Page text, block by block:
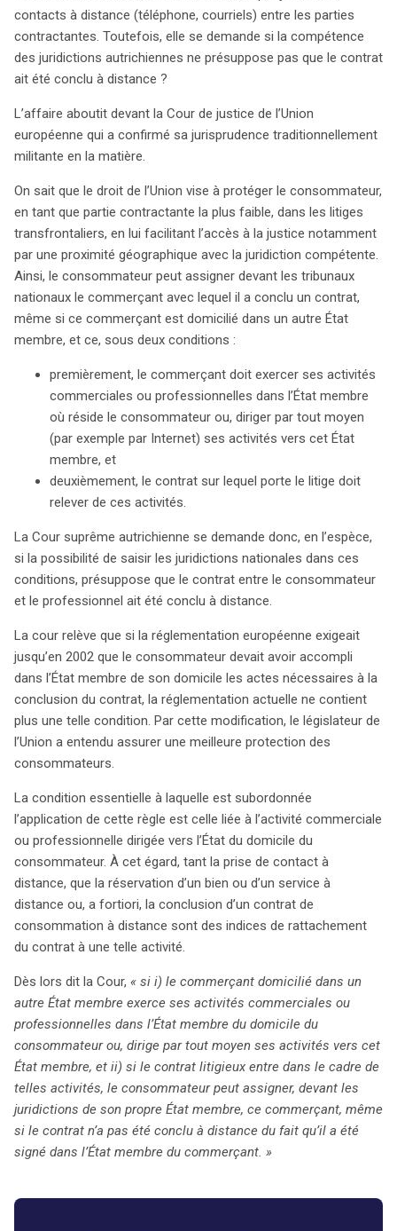
activités vers le domicile du consommateur et que le
contrat soit lié à ces activités. Cette décision vise à
garantir un accès facilité à la justice pour les
consommateurs, un point crucial dans un marché
européen de plus en plus digitalisé.
contacts à distance (téléphone, courriels) entre les parties
contractantes. Toutefois, elle se demande si la compétence
des juridictions autrichiennes ne présuppose pas que le contrat
ait été conclu à distance ?
L’affaire aboutit devant la Cour de justice de l’Union
européenne qui a confirmé sa jurisprudence traditionnellement
militante en la matière.
On sait que le droit de l’Union vise à protéger le consommateur,
en tant que partie contractante la plus faible, dans les litiges
transfrontaliers, en lui facilitant l’accès à la justice notamment
par une proximité géographique avec la juridiction compétente.
Ainsi, le consommateur peut assigner devant les tribunaux
nationaux le commerçant avec lequel il a conclu un contrat,
même si ce commerçant est domicilié dans un autre État
membre, et ce, sous deux conditions :
premièrement, le commerçant doit exercer ses activités
commerciales ou professionnelles dans l’État membre
où réside le consommateur ou, diriger par tout moyen
(par exemple par Internet) ses activités vers cet État
membre, et
deuxièmement, le contrat sur lequel porte le litige doit
relever de ces activités.
La Cour suprême autrichienne se demande donc, en l’espèce,
si la possibilité de saisir les juridictions nationales dans ces
conditions, présuppose que le contrat entre le consommateur
et le professionnel ait été conclu à distance.
La cour relève que si la réglementation européenne exigeait
jusqu’en 2002 que le consommateur devait avoir accompli
dans l’État membre de son domicile les actes nécessaires à la
conclusion du contrat, la réglementation actuelle ne contient
plus une telle condition. Par cette modification, le législateur de
l’Union a entendu assurer une meilleure protection des
consommateurs.
La condition essentielle à laquelle est subordonnée
l’application de cette règle est celle liée à l’activité commerciale
ou professionnelle dirigée vers l’État du domicile du
consommateur. À cet égard, tant la prise de contact à
distance, que la réservation d’un bien ou d’un service à
distance ou, a fortiori, la conclusion d’un contrat de
consommation à distance sont des indices de rattachement
du contrat à une telle activité.
Dès lors dit la Cour, « si i) le commerçant domicilié dans un
autre État membre exerce ses activités commerciales ou
professionnelles dans l’État membre du domicile du
consommateur ou, dirige par tout moyen ses activités vers cet
État membre, et ii) si le contrat litigieux entre dans le cadre de
telles activités, le consommateur peut assigner, devant les
juridictions de son propre État membre, ce commerçant, même
si le contrat n’a pas été conclu à distance du fait qu’il a été
signé dans l’État membre du commerçant. »